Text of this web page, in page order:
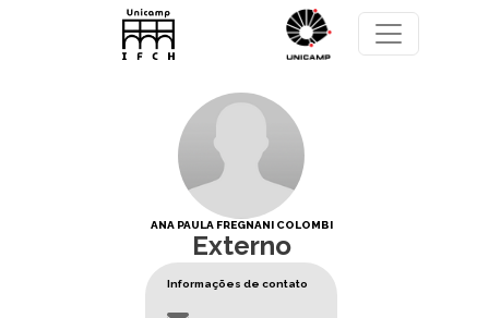
Pular para o conteúdo principal
ANA PAULA FREGNANI COLOMBI
Externo
Informações de contato